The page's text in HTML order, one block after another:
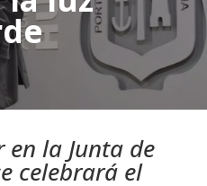
la Junta de
celebrará el